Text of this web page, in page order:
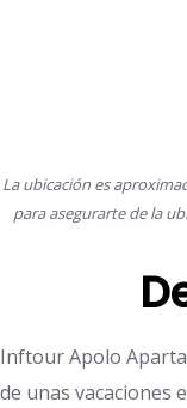
La ubicación es
para asegurarte de la
Inftour Apolo
de unas vacaciones